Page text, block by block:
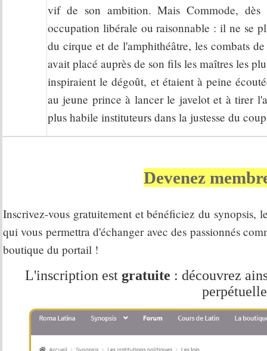
vif de son ambition. Mais Commode, dès
occupation libérale ou raisonnable : il ne se
du cirque et de l'amphithéâtre, les combats
avait placé auprès de son fils les maîtres les
inspiraient le dégoût, et étaient à peine
au jeune prince à lancer le javelot et à tirer
plus habile instituteurs dans la justesse du
Devenez
Inscrivez-vous gratuitement et bénéficiez du synopsis,
qui vous permettra d'échanger avec des passionnés
boutique du portail !
L'inscription est gratuite : découvrez